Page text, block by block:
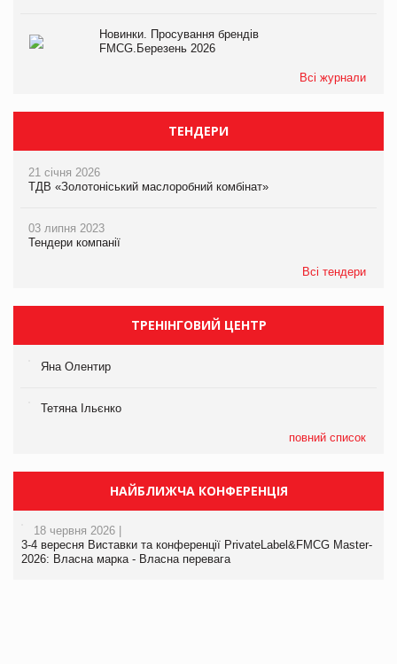
Новинки. Просування брендів
FMCG.Березень 2026
Всі журнали
ТЕНДЕРИ
21 січня 2026
ТДВ «Золотоніський маслоробний комбінат»
03 липня 2023
Тендери компанії
Всі тендери
ТРЕНІНГОВИЙ ЦЕНТР
Яна Олентир
Тетяна Ільєнко
повний список
НАЙБЛИЖЧА КОНФЕРЕНЦІЯ
18 червня 2026 |
3-4 вересня Виставки та конференції PrivateLabel&FMCG Master-
2026: Власна марка - Власна перевага